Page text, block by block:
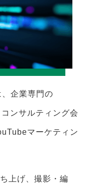
企業専門の
ンサルティング会
マーケティン
上げ、撮影・編